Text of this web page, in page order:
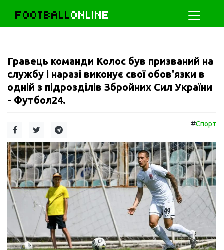
FOOTBALLONLINE
Гравець команди Колос був призваний на
службу і наразі виконує свої обов'язки в
одній з підрозділів Збройних Сил України
- Футбол24.
#Спорт